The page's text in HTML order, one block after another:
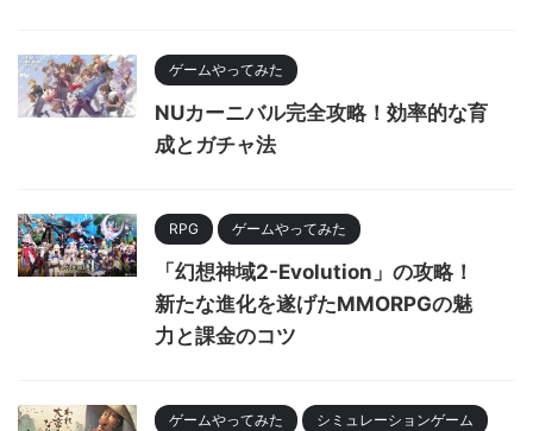
ゲームやってみた
NUカーニバル完全攻略！効率的な育
成とガチャ法
RPG ゲームやってみた
「幻想神域2-Evolution」の攻略！
新たな進化を遂げたMMORPGの魅
力と課金のコツ
ゲームやってみた シミュレーションゲーム